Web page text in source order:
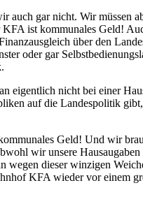
auch gar nicht. Wir müssen
KFA ist kommunales Geld!
über den
oder gar
eigentlich nicht bei einer
auf die Landespolitik
Geld! Und wir
wir unsere Hausaugaben
wegen dieser winzigen
KFA wieder vor einem